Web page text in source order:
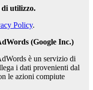
utilizzo.
Policy.
(Google Inc.)
è un servizio di
i dati provenienti dal
le azioni compiute